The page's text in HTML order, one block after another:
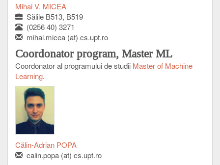
Mihai V. MICEA
Sălile B513, B519
(0256 40) 3271
mihai.micea (at) cs.upt.ro
Coordonator program, Master ML
Coordonator al programului de studii Master of Machine
Learning.
Călin-Adrian POPA
calin.popa (at) cs.upt.ro